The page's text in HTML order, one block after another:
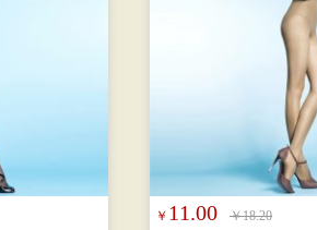
￥ 11.00
￥18.20